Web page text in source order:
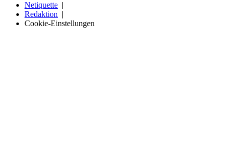
Netiquette
Redaktion
Cookie-Einstellungen